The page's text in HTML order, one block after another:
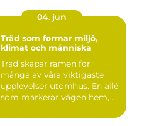
04. jun
Träd som formar miljö,
klimat och människa
Träd skapar ramen för
många av våra viktigaste
upplevelser utomhus. En allé
som markerar vägen hem, ...